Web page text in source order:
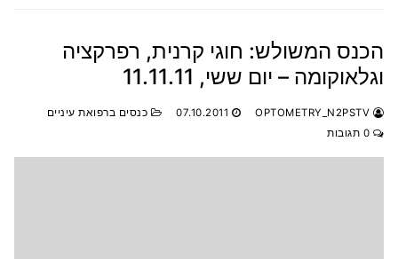
הכנס המשולש: חוגי קרנית, רפרקציה
וגלאוקומה – יום ששי, 11.11.11
07.10.2011
כנסים ברפואת עיניים